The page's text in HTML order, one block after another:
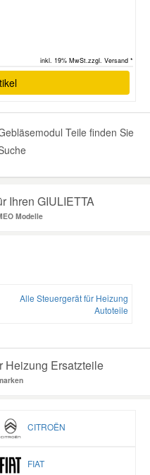
inkl. 19% MwSt.zzgl. Versand *
Teile finden Sie
Ihren GIULIETTA
Modelle
Alle Steuergerät für Heizung
Autoteile
Heizung Ersatzteile
CITROËN
FIAT